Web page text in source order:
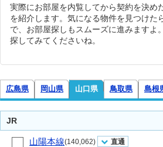
実際にお部屋を内覧してから契約を決め
を紹介します。気になる物件を見つけ
で、お部屋探しもスムーズに進みますよ
探してみてくださいね。
広島県 岡山県 山口県 鳥取県 島根
JR
山陽本線(140,062) 直通